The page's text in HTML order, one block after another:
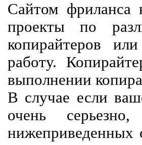
Сайтом фриланса
проекты по
копирайтеров
работу.
выполнении
В случае если
очень
нижеприведенных